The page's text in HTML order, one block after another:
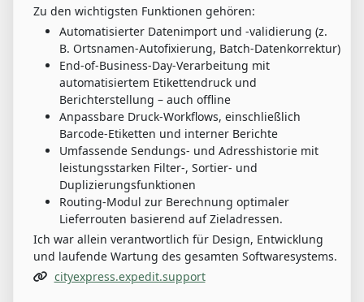
Zu den wichtigsten Funktionen gehören:
Automatisierter Datenimport und -validierung (z.
B. Ortsnamen-Autofixierung, Batch-Datenkorrektur)
End-of-Business-Day-Verarbeitung mit
automatisiertem Etikettendruck und
Berichterstellung – auch offline
Anpassbare Druck-Workflows, einschließlich
Barcode-Etiketten und interner Berichte
Umfassende Sendungs- und Adresshistorie mit
leistungsstarken Filter-, Sortier- und
Duplizierungsfunktionen
Routing-Modul zur Berechnung optimaler
Lieferrouten basierend auf Zieladressen.
Ich war allein verantwortlich für Design, Entwicklung
und laufende Wartung des gesamten Softwaresystems.
cityexpress.expedit.support